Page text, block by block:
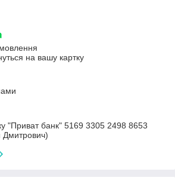
на вашу картку
"Приват банк" 5169 3305 2498 8653